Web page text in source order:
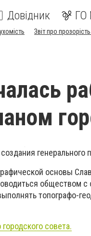
Довідник ГО
Звіт про прозорість
генерального
основы
обществом с
топографо-
совета.